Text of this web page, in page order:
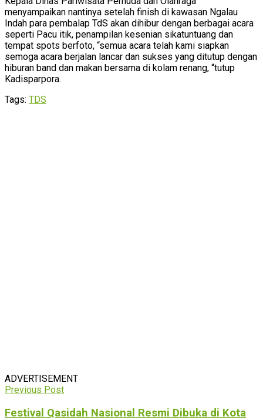
menyampaikan nantinya setelah finish di kawasan Ngalau
Indah para pembalap TdS akan dihibur dengan berbagai acara
seperti Pacu itik, penampilan kesenian sikatuntuang dan
tempat spots berfoto, “semua acara telah kami siapkan
semoga acara berjalan lancar dan sukses yang ditutup dengan
hiburan band dan makan bersama di kolam renang, “tutup
Kadisparpora.
Tags: TDS
ADVERTISEMENT
Previous Post
Festival Qasidah Nasional Resmi Dibuka di Kota